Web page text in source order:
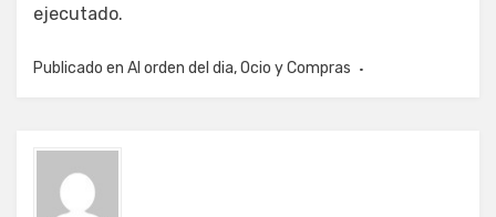
ejecutado.
Publicado en Al orden del dia,Ocio y Compras